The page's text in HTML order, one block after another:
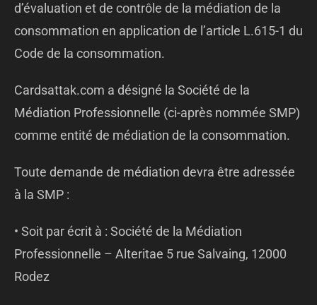
d’évaluation et de contrôle de la médiation de la
consommation en application de l’article L.615-1 du
Code de la consommation.
Cardsattak.com a désigné la Société de la
Médiation Professionnelle (ci-après nommée SMP)
comme entité de médiation de la consommation.
Toute demande de médiation devra être adressée
à la SMP :
• Soit par écrit à : Société de la Médiation
Professionnelle – Alteritae 5 rue Salvaing, 12000
Rodez